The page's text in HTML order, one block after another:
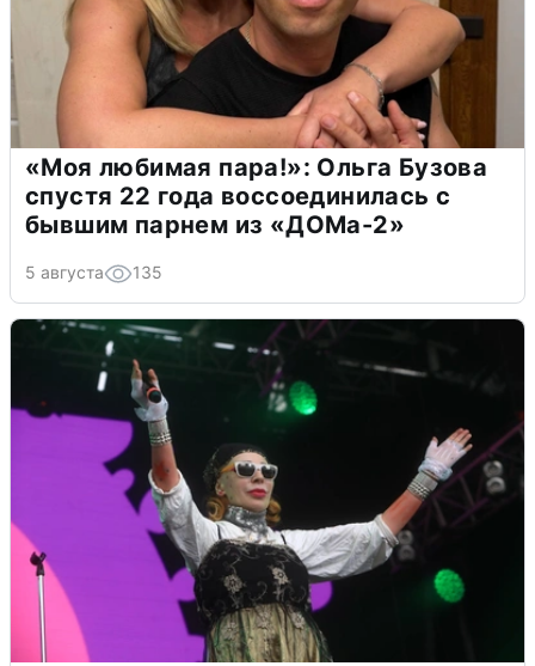
«Моя любимая пара!»: Ольга Бузова
спустя 22 года воссоединилась с
бывшим парнем из «ДОМа-2»
5 августа 135